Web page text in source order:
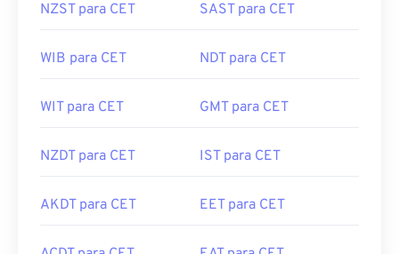
NZST para CET SAST para CET
WIB para CET NDT para CET
WIT para CET GMT para CET
NZDT para CET IST para CET
AKDT para CET EET para CET